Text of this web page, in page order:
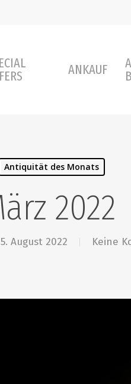
ANKAUF
Antiquität des Monats
2022
5. August 2022 Keine